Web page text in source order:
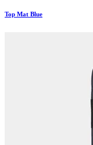
Top Mat Blue